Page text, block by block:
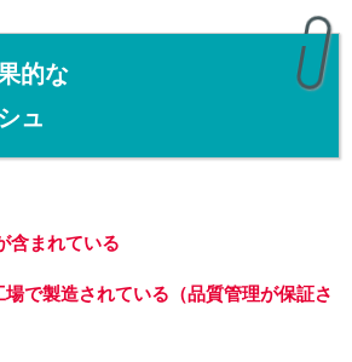
的な
ュ
含まれている
で製造されている（品質管理が保証さ